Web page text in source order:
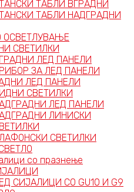
ТАБЛИ ВГРАДНИ
ТАБЛИ НАДГРАДНИ
ОСВЕТЛУВАЊЕ
СВЕТИЛКИ
ЛЕД ПАНЕЛИ
ЗА ЛЕД ПАНЕЛИ
ЛЕД ПАНЕЛИ
СВЕТИЛКИ
ЛЕД ПАНЕЛИ
ЛИНИСКИ
СВЕТИЛКИ
со празнење
СИЈАЛИЦИ СО GU10 И G9